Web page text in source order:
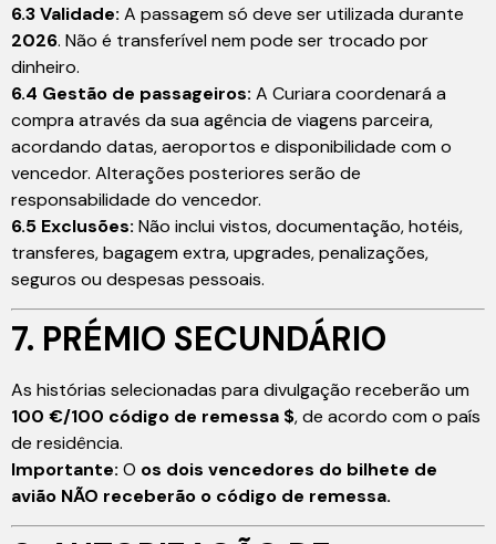
6.3 Validade: A passagem só deve ser utilizada durante
2026. Não é transferível nem pode ser trocado por
dinheiro.
6.4 Gestão de passageiros: A Curiara coordenará a
compra através da sua agência de viagens parceira,
acordando datas, aeroportos e disponibilidade com o
vencedor. Alterações posteriores serão de
responsabilidade do vencedor.
6.5 Exclusões: Não inclui vistos, documentação, hotéis,
transferes, bagagem extra, upgrades, penalizações,
seguros ou despesas pessoais.
7. PRÉMIO SECUNDÁRIO
As histórias selecionadas para divulgação receberão um
100 €/100 código de remessa $, de acordo com o país
de residência.
Importante: O os dois vencedores do bilhete de
avião NÃO receberão o código de remessa.